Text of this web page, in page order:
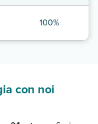
100%
con noi